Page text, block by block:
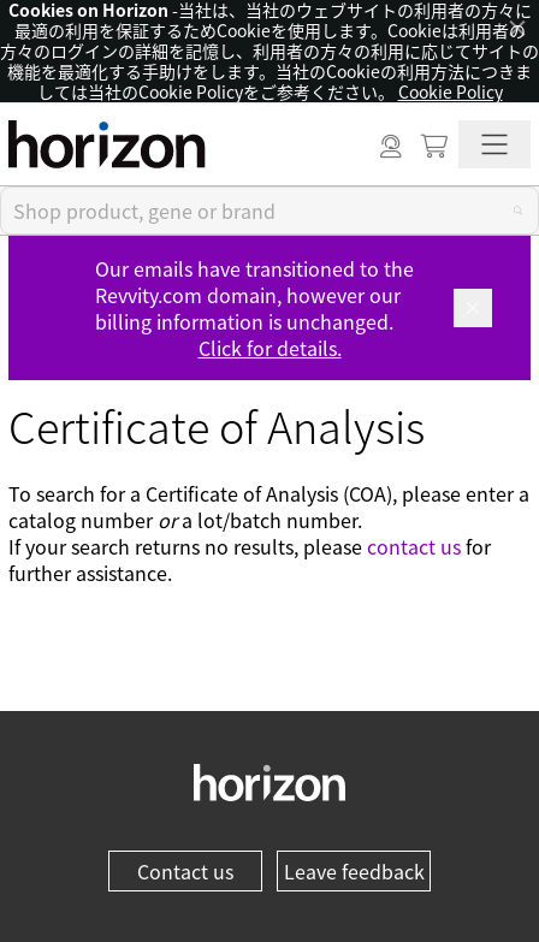
Cookies on Horizon -当社は、当社のウェブサイトの利用者の方々に
最適の利用を保証するためCookieを使用します。Cookieは利用者の
方々のログインの詳細を記憶し、利用者の方々の利用に応じてサイトの
機能を最適化する手助けをします。当社のCookieの利用方法につきま
しては当社のCookie Policyをご参考ください。 Cookie Policy
×
Our emails have transitioned to the
Revvity.com domain, however our
billing information is unchanged.
Click for details.
Certificate of Analysis
To search for a Certificate of Analysis (COA), please enter a
catalog numberora lot/batch number.
If your search returns no results, pleasecontact usfor
further assistance.
Contact us Leave feedback